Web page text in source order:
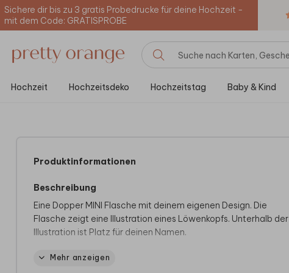
Sichere dir bis zu 3 gratis Probedrucke für deine Hochzeit -
mit dem Code: GRATISPROBE
Hochzeit Hochzeitsdeko Hochzeitstag Baby & Kind
Produktinformationen
Beschreibung
Eine Dopper MINI Flasche mit deinem eigenen Design. Die
Flasche zeigt eine Illustration eines Löwenkopfs. Unterhalb der
Illustration ist Platz für deinen Namen.
Spezifikationen der Dopper MINI Trinkflasche
Mehr anzeigen